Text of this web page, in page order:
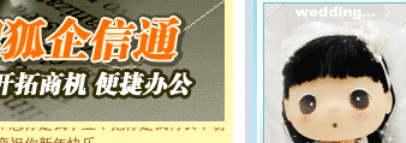
诉你,圣诞要快乐!新年要快乐!天天
心,在这个特别的日子里,愿幸福,
好的祝愿与你同在.圣诞快乐!
；看不到你我要充电；没有你我会
想你是我事业，抱你是我特长，吻
祝你新年快乐